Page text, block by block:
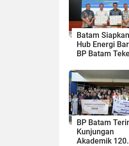
Batam Siapkan
Hub Energi
BP Batam
Strategis
Panbil Group
PLN Batam
BP Batam
Kunjungan
Akademik 120